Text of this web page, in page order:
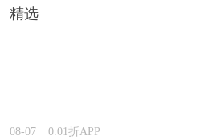
精选
08-07 0.01折APP